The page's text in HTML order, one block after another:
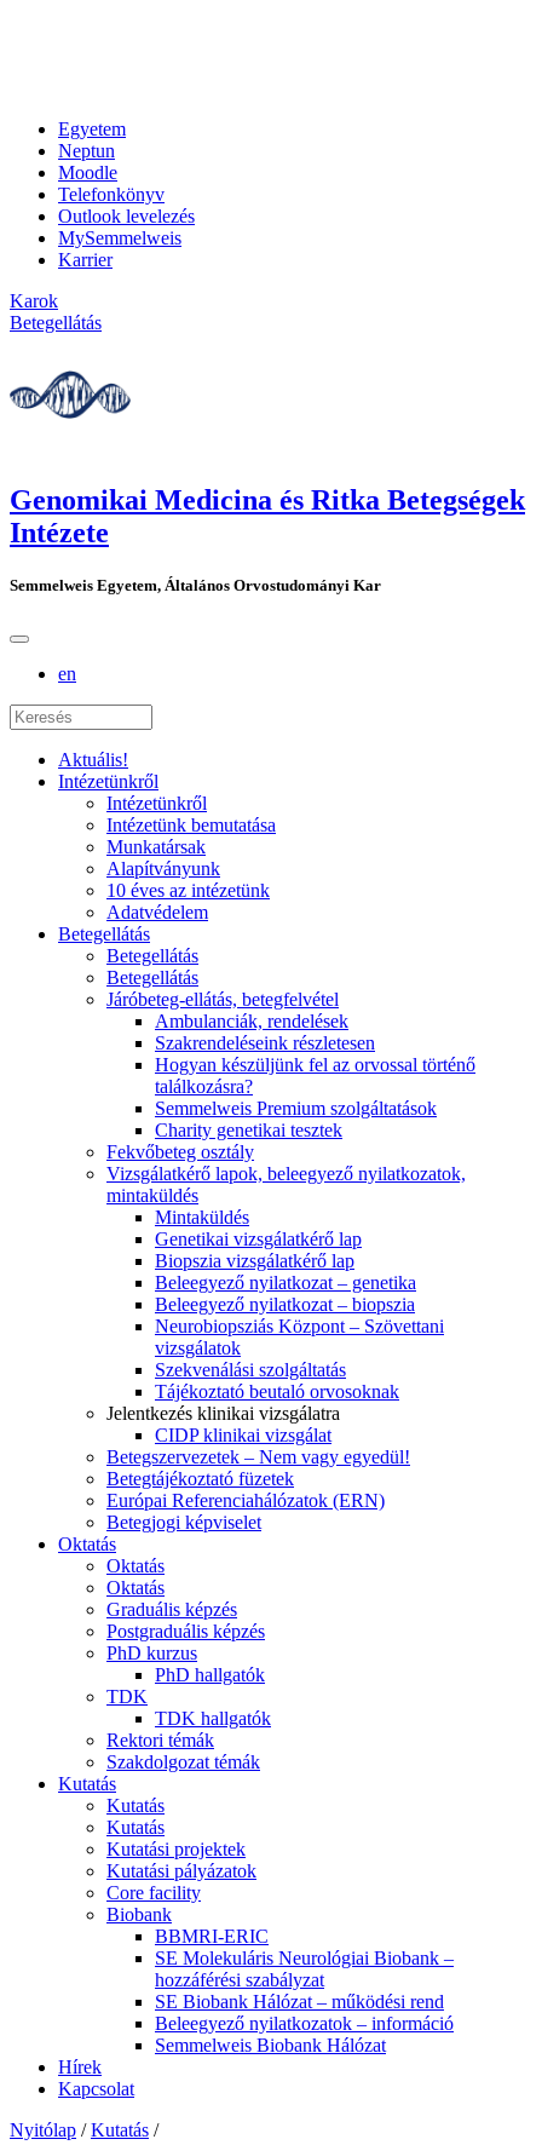
Egyetem
Neptun
Moodle
Telefonkönyv
Outlook levelezés
MySemmelweis
Karrier
Karok
Betegellátás
Genomikai Medicina és Ritka Betegségek
Intézete
Semmelweis Egyetem, Általános Orvostudományi Kar
en
Aktuális!
Intézetünkről
Intézetünkről
Intézetünk bemutatása
Munkatársak
Alapítványunk
10 éves az intézetünk
Adatvédelem
Betegellátás
Betegellátás
Betegellátás
Járóbeteg-ellátás, betegfelvétel
Ambulanciák, rendelések
Szakrendeléseink részletesen
Hogyan készüljünk fel az orvossal történő
találkozásra?
Semmelweis Premium szolgáltatások
Charity genetikai tesztek
Fekvőbeteg osztály
Vizsgálatkérő lapok, beleegyező nyilatkozatok,
mintaküldés
Mintaküldés
Genetikai vizsgálatkérő lap
Biopszia vizsgálatkérő lap
Beleegyező nyilatkozat – genetika
Beleegyező nyilatkozat – biopszia
Neurobiopsziás Központ – Szövettani
vizsgálatok
Szekvenálási szolgáltatás
Tájékoztató beutaló orvosoknak
Jelentkezés klinikai vizsgálatra
CIDP klinikai vizsgálat
Betegszervezetek – Nem vagy egyedül!
Betegtájékoztató füzetek
Európai Referenciahálózatok (ERN)
Betegjogi képviselet
Oktatás
Oktatás
Oktatás
Graduális képzés
Postgraduális képzés
PhD kurzus
PhD hallgatók
TDK
TDK hallgatók
Rektori témák
Szakdolgozat témák
Kutatás
Kutatás
Kutatás
Kutatási projektek
Kutatási pályázatok
Core facility
Biobank
BBMRI-ERIC
SE Molekuláris Neurológiai Biobank –
hozzáférési szabályzat
SE Biobank Hálózat – működési rend
Beleegyező nyilatkozatok – információ
Semmelweis Biobank Hálózat
Hírek
Kapcsolat
Nyitólap / Kutatás /